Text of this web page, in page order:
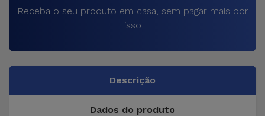
Receba o seu produto em casa, sem pagar mais por
isso
Descrição
Dados do produto